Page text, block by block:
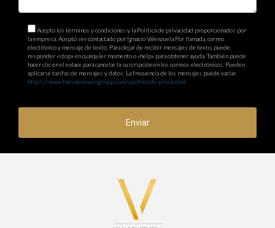
Acepto los términos y condiciones y la Política de privacidad proporcionados por
la empresa. Acepto ser contactado por Ignacio Valenzuela Por llamada, correo
electrónico y mensaje de texto. Para dejar de recibir mensajes de texto, puede
responder «stop» en cualquier momento o «help» para obtener ayuda. También puede
hacer clic en el enlace para cancelar la suscripción en los correos electrónicos. Pueden
aplicarse tarifas de mensajes y datos. La frecuencia de los mensajes puede variar.
https://www.thevalenzuelagroup.com/politica-de-privacidad
Enviar